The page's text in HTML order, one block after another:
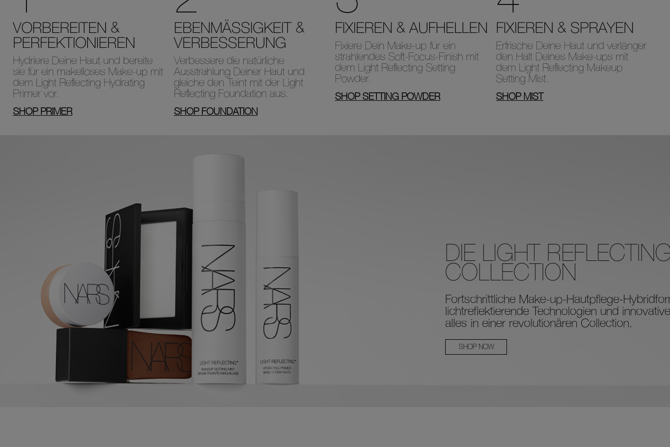
VORBEREITEN &
PERFEKTIONIEREN
Hydriere Deine Haut und bereite
sie für ein makelloses Make-up mit
dem Light Reflecting Hydrating
Primer vor.
SHOP PRIMER
EBENMÄSSIGKEIT &
VERBESSERUNG
Verbessere die natürliche
Ausstrahlung Deiner Haut und
gleiche den Teint mit der Light
Reflecting Foundation aus.
SHOP FOUNDATION
FIXIEREN & AUFHELLEN
Fixiere Dein Make-up für ein
strahlendes Soft-Focus-Finish mit
dem Light Reflecting Setting
Powder.
SHOP SETTING POWDER
FIXIEREN & SPRAYEN
Erfrische Deine Haut und verlänger
den Halt Deines Make-ups mit
dem Light Reflecting Makeup
Setting Mist.
SHOP MIST
DIE LIGHT
COLLECTION
Fortschrittliche Make-up-Hautpflege-
lichtreflektierende Technologien und
alles in einer revolutionären Collection.
SHOP NOW